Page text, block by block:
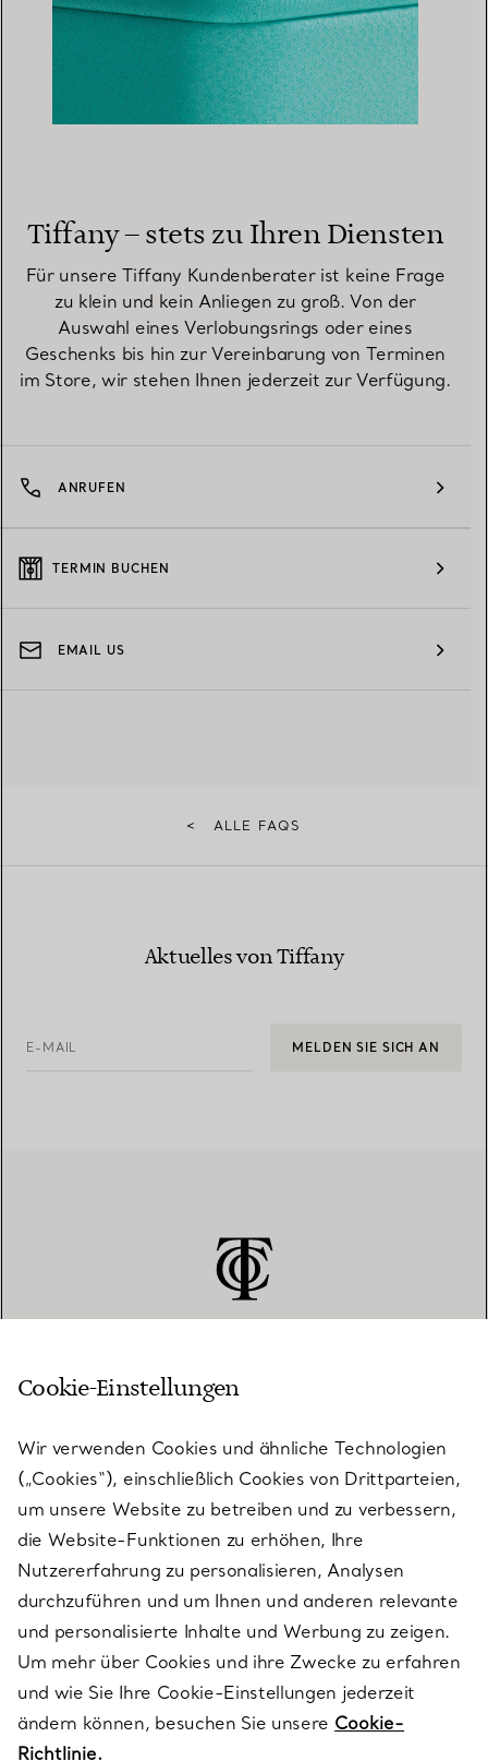
Tiffany – stets zu Ihren Diensten
Für unsere Tiffany Kundenberater ist keine Frage
zu klein und kein Anliegen zu groß. Von der
Auswahl eines Verlobungsrings oder eines
Geschenks bis hin zur Vereinbarung von Terminen
im Store, wir stehen Ihnen jederzeit zur Verfügung.
ANRUFEN
TERMIN BUCHEN
EMAIL US
< ALLE FAQS
Aktuelles von Tiffany
E-MAIL MELDEN SIE SICH AN
KUNDENSERVICE
SERVICES
ÜBER TIFFANY & CO.
RECHTLICHE HINWEISE
FOLGEN SIE UNS
Cookie-Einstellungen
Wir verwenden Cookies und ähnliche Technologien
(„Cookies“), einschließlich Cookies von Drittparteien,
um unsere Website zu betreiben und zu verbessern,
die Website-Funktionen zu erhöhen, Ihre
Nutzererfahrung zu personalisieren, Analysen
durchzuführen und um Ihnen und anderen relevante
und personalisierte Inhalte und Werbung zu zeigen.
Um mehr über Cookies und ihre Zwecke zu erfahren
und wie Sie Ihre Cookie-Einstellungen jederzeit
ändern können, besuchen Sie unsere Cookie-
Richtlinie.